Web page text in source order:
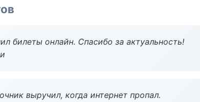
билеты онлайн. Спасибо за актуальность!
выручил, когда интернет пропал.